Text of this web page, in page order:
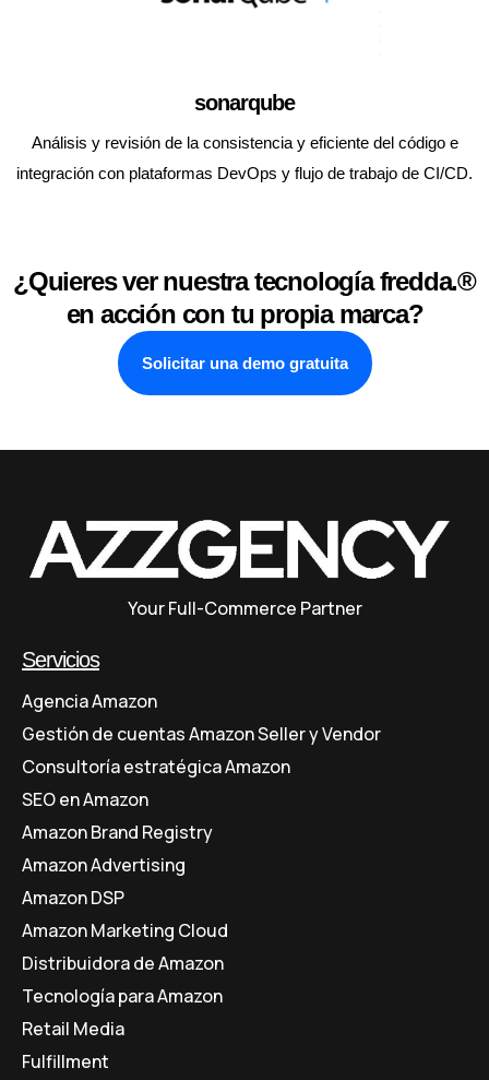
sonarqube
Análisis y revisión de la consistencia y eficiente del código e
integración con plataformas DevOps y flujo de trabajo de CI/CD.
¿Quieres ver nuestra tecnología fredda.®
en acción con tu propia marca?
Solicitar una demo gratuita
Your Full-Commerce Partner
Servicios
Agencia Amazon
Gestión de cuentas Amazon Seller y Vendor
Consultoría estratégica Amazon
SEO en Amazon
Amazon Brand Registry
Amazon Advertising
Amazon DSP
Amazon Marketing Cloud
Distribuidora de Amazon
Tecnología para Amazon
Retail Media
Fulfillment